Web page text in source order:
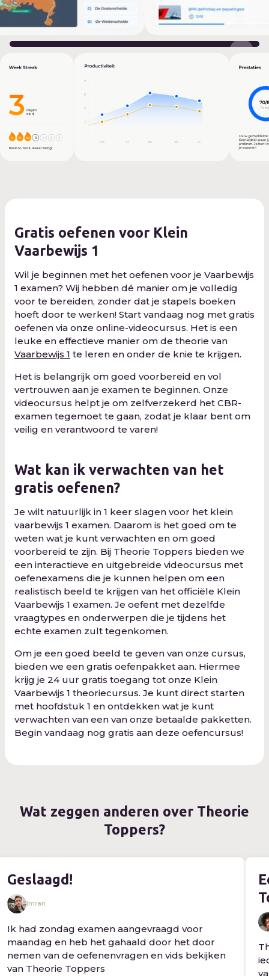
Gratis oefenen voor Klein
Vaarbewijs 1
Wil je beginnen met het oefenen voor je Vaarbewijs
1 examen? Wij hebben dé manier om je volledig
voor te bereiden, zonder dat je stapels boeken
hoeft door te werken! Start vandaag nog met gratis
oefenen via onze online-videocursus. Het is een
leuke en effectieve manier om de theorie van
Vaarbewijs 1 te leren en onder de knie te krijgen.
Het is belangrijk om goed voorbereid en vol
vertrouwen aan je examen te beginnen. Onze
videocursus helpt je om zelfverzekerd het CBR-
examen tegemoet te gaan, zodat je klaar bent om
veilig en verantwoord te varen!
Wat kan ik verwachten van het
gratis oefenen?
Je wilt natuurlijk in 1 keer slagen voor het klein
vaarbewijs 1 examen. Daarom is het goed om te
weten wat je kunt verwachten en om goed
voorbereid te zijn. Bij Theorie Toppers bieden we
een interactieve en uitgebreide videocursus met
oefenexamens die je kunnen helpen om een
realistisch beeld te krijgen van het officiële Klein
Vaarbewijs 1 examen. Je oefent met dezelfde
vraagtypes en onderwerpen die je tijdens het
echte examen zult tegenkomen.
Om je een goed beeld te geven van onze cursus,
bieden we een gratis oefenpakket aan. Hiermee
krijg je 24 uur gratis toegang tot onze Klein
Vaarbewijs 1 theoriecursus. Je kunt direct starten
met hoofdstuk 1 en ontdekken wat je kunt
verwachten van een van onze betaalde pakketten.
Begin vandaag nog gratis aan deze oefencursus!
Wat zeggen anderen over Theorie
Toppers?
Geslaagd!
Imran
Ik had zondag examen aangevraagd voor
maandag en heb het gahaald door het door
nemen van de oefenenvragen en vids bekijken
van Theorie Toppers